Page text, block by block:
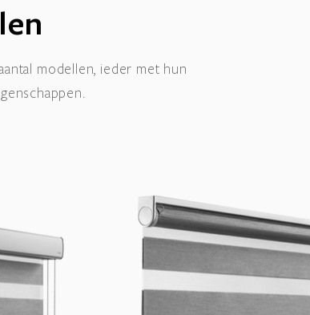
modellen, ieder met hun